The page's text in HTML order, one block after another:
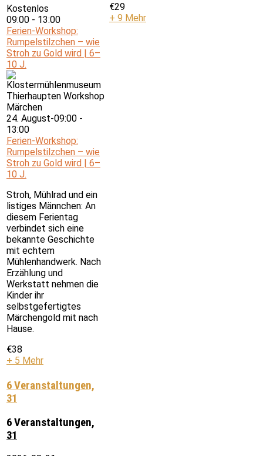
Kostenlos
09:00 - 13:00
Ferien-Workshop:
Rumpelstilzchen – wie
Stroh zu Gold wird | 6–
10 J.
24. August-09:00 -
13:00
Ferien-Workshop:
Rumpelstilzchen – wie
Stroh zu Gold wird | 6–
10 J.
Stroh, Mühlrad und ein
listiges Männchen: An
diesem Ferientag
verbindet sich eine
bekannte Geschichte
mit echtem
Mühlenhandwerk. Nach
Erzählung und
Werkstatt nehmen die
Kinder ihr
selbstgefertigtes
Märchengold mit nach
Hause.
€38
+ 5 Mehr
€29
+ 9 Mehr
6 Veranstaltungen,
31
6 Veranstaltungen,
31